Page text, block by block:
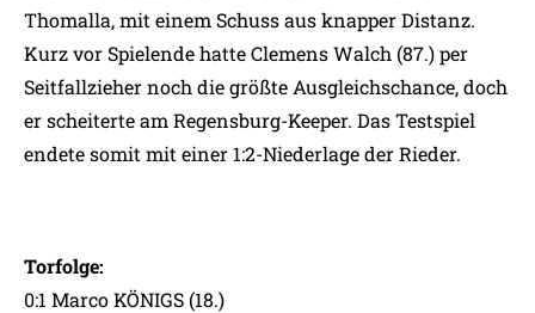
Thomalla, mit einem Schuss aus knapper Distanz.
Kurz vor Spielende hatte Clemens Walch (87.) per
Seitfallzieher noch die größte Ausgleichschance, doch
er scheiterte am Regensburg-Keeper. Das Testspiel
endete somit mit einer 1:2-Niederlage der Rieder.
Torfolge:
0:1 Marco KÖNIGS (18.)